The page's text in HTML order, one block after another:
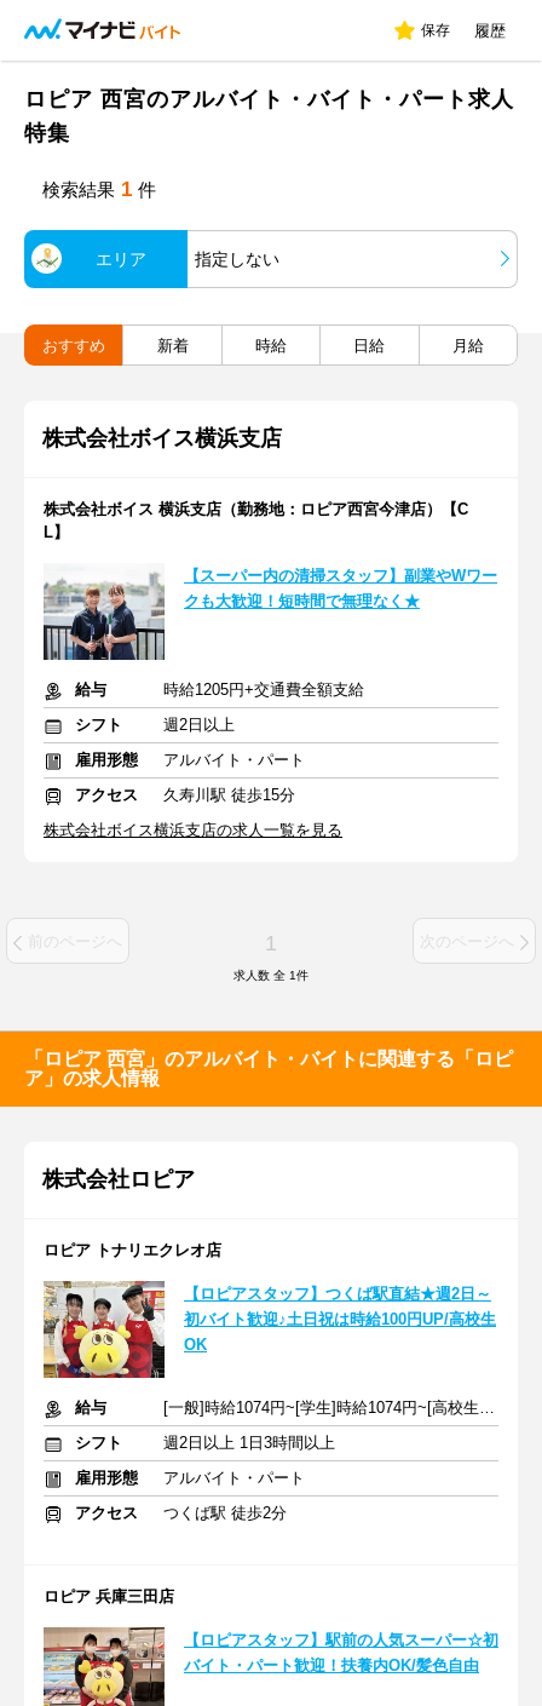
保存 履歴
ロピア 西宮のアルバイト・バイト・パート求人
特集
検索結果 1 件
エリア 指定しない
おすすめ 新着 時給 日給 月給
株式会社ボイス横浜支店
株式会社ボイス 横浜支店（勤務地：ロピア西宮今津店）【C
L】
【スーパー内の清掃スタッフ】副業やWワー
クも大歓迎！短時間で無理なく★
給与
時給1205円+交通費全額支給
シフト
週2日以上
雇用形態
アルバイト・パート
アクセス
久寿川駅 徒歩15分
株式会社ボイス横浜支店の求人一覧を見る
前のページへ 1 次のページへ
求人数 全 1件
「ロピア 西宮」のアルバイト・バイトに関連する「ロピ
ア」の求人情報
株式会社ロピア
ロピア トナリエクレオ店
【ロピアスタッフ】つくば駅直結★週2日～
初バイト歓迎♪土日祝は時給100円UP/高校生
OK
給与
[一般]時給1074円~[学生]時給1074円~[高校生]時給1074円~+交通費
シフト
週2日以上 1日3時間以上
雇用形態
アルバイト・パート
アクセス
つくば駅 徒歩2分
ロピア 兵庫三田店
【ロピアスタッフ】駅前の人気スーパー☆初
バイト・パート歓迎！扶養内OK/髪色自由